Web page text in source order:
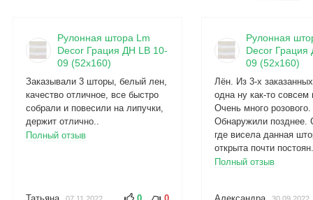
Рулонная штора Lm
Decor Грация ДН LB 10-
09 (52x160)
Заказывали 3 шторы, белый лен,
качество отличное, все быстро
собрали и повесили на липучки,
держит отлично..
Полный отзыв
Рулонная
Decor Грация
09 (52x160)
Лён. Из 3-х
одна ну как-то совсем
Очень много розового.
Обнаружили позднее.
где висела данная
открыта почти
Полный отзыв